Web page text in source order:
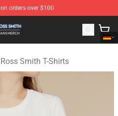
orders over $100
Ross Smith Merchandise
Ross Smith T-Shirts